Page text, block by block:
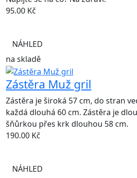
95.00 Kč
NÁHLED
na skladě
Zástěra Muž gril
Zástěra je široká 57 cm, do stran
každá dlouhá 60 cm. Zástěra je
šňůrkou přes krk dlouhou 58 cm.
190.00 Kč
NÁHLED